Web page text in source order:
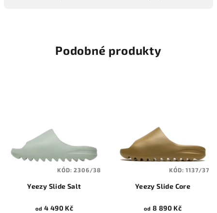
Podobné produkty
Yeezy Slide Salt
od 4 490 Kč
KÓD:2306/38
Yeezy Slide Core
od 8 890 Kč
KÓD:1137/37